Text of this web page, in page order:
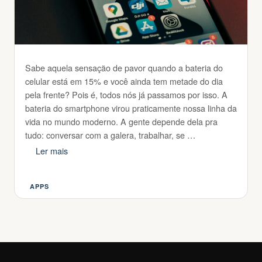
Sabe aquela sensação de pavor quando a bateria do
celular está em 15% e você ainda tem metade do dia
pela frente? Pois é, todos nós já passamos por isso. A
bateria do smartphone virou praticamente nossa linha da
vida no mundo moderno. A gente depende dela pra
tudo: conversar com a galera, trabalhar, se …
Ler mais
Categorias
APPS